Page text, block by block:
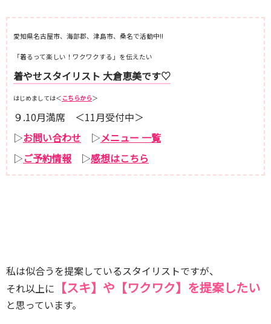
愛知県名古屋市、海部郡、津島市、桑名で活動中!!
「着るって楽しい！ワクワクする」を伝えたい
着やせスタイリスト 大倉恵美です♡
はじめましては＜ こちらから＞
９.10月満席 ＜11月受付中＞
▷お問い合わせ ▷メニュー 一覧
▷ご予約情報 ▷感想はこちら
私は似合うを提案しているスタイリストですが、
それ以上に 【スキ】や【ワクワク】を提案したい
と思っています。